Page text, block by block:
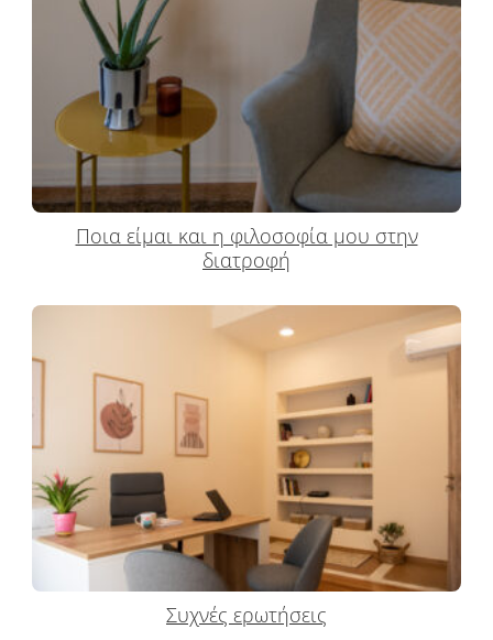
Ποια είμαι και η φιλοσοφία μου στην
διατροφή
Συχνές ερωτήσεις